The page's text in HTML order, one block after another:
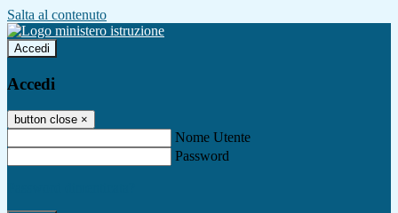
Salta al contenuto
Accedi
Accedi
button close ×
Nome Utente
Password